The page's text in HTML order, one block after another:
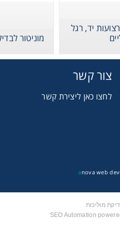
יד, רגל
מוניטור
צור קשר
לחצו כאן ליצירת קשר
a nova web
מוליכות
SEO Automation